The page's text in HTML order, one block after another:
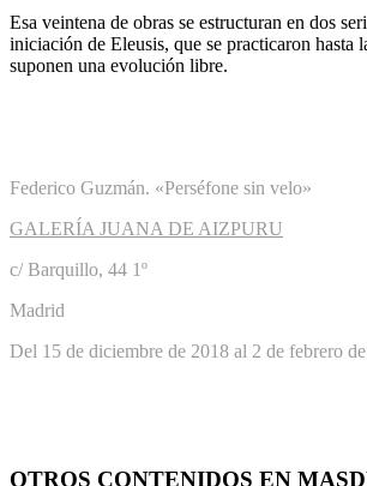
Esa veintena de obras se estructuran en dos
iniciación de Eleusis, que se practicaron
suponen una evolución libre.
Federico Guzmán. «Perséfone sin velo»
GALERÍA JUANA DE AIZPURU
c/ Barquillo, 44 1º
Madrid
Del 15 de diciembre de 2018 al 2 de febrero
OTROS CONTENIDOS EN